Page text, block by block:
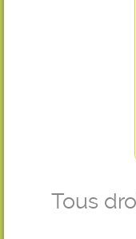
Tous